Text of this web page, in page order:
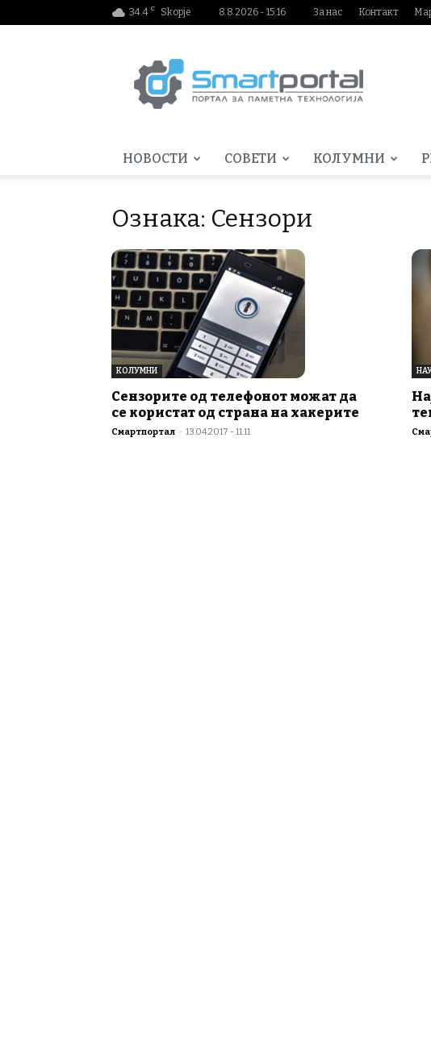
34.4 C Skopje 8.8.2026 - 15:16 За нас Контакт
НОВОСТИ СОВЕТИ КОЛУМНИ
Ознака: Сензори
КОЛУМНИ
Сензорите од телефонот можат да
се користат од страна на хакерите
Смартпортал - 13.04.2017 - 11:11